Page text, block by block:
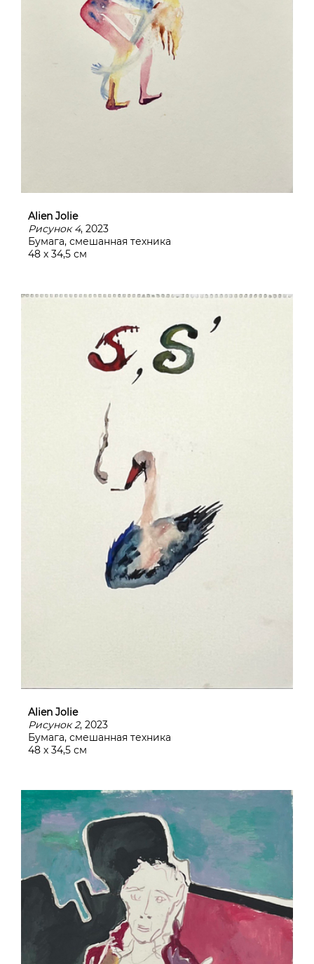
Alien Jolie
Рисунок 4, 2023
Бумага, смешанная техника
48 х 34,5 см
Alien Jolie
Рисунок 2, 2023
Бумага, смешанная техника
48 х 34,5 см